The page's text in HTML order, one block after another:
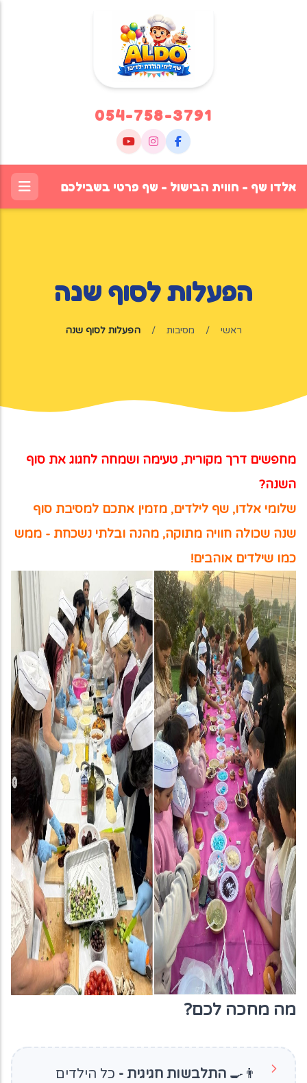
054-758-3791
אלדו שף - חווית הבישול - שף פרטי בשבילכם
הפעלות לסוף שנה
ראשי / מסיבות / הפעלות לסוף שנה
מחפשים דרך מקורית, טעימה ושמחה לחגוג את סוף
השנה?
שלומי אלדו, שף לילדים, מזמין אתכם למסיבת סוף
שנה שכולה חוויה מתוקה, מהנה ובלתי נשכחת - ממש
כמו שילדים אוהבים!
מה מחכה לכם?
👨‍🍳 התלבשות חגיגית - כל הילדים